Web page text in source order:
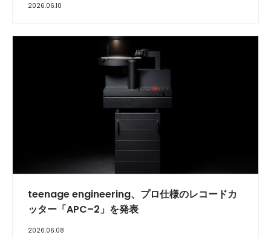
2026.06.10
teenage engineering、プロ仕様のレコードカ
ッター「APC–2」を発表
2026.06.08